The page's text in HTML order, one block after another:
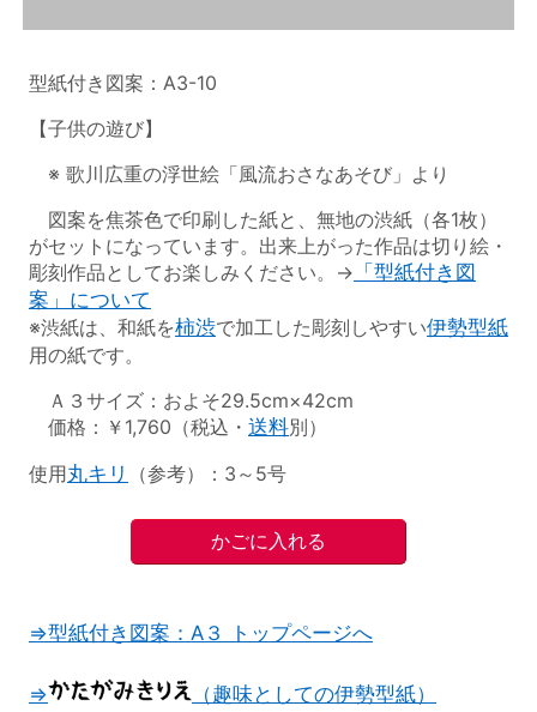
型紙付き図案：A3-10
【子供の遊び】
※ 歌川広重の浮世絵「風流おさなあそび」より
図案を焦茶色で印刷した紙と、無地の渋紙（各1枚）
がセットになっています。出来上がった作品は切り絵・
彫刻作品としてお楽しみください。→ 「型紙付き図
案」について
※渋紙は、和紙を柿渋で加工した彫刻しやすい伊勢型紙
用の紙です。
Ａ３サイズ：およそ29.5cm×42cm
価格：￥1,760（税込・ 送料別）
使用丸キリ （参考）：3～5号
⇒型紙付き図案：A３ トップページへ
⇒ （趣味としての伊勢型紙）